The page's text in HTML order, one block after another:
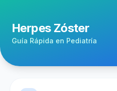
Herpes Zóster
Guía Rápida en Pediatría